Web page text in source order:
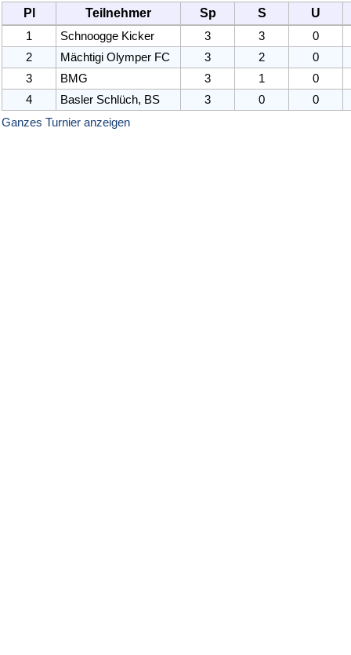
Pl Teilnehmer Sp S U
1 Schnoogge Kicker 3 3
0
2
Mächtigi Olymper FC 3 2
0
3
BMG 3 1
0
4
Basler Schlüch, BS 3 0
0
Ganzes Turnier anzeigen